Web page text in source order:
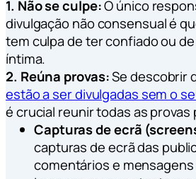
1. Não se culpe:O único
divulgação não consensual é
tem culpa de ter confiado ou
íntima.
2. Reúna provas:Se descobrir
estão a ser divulgadas sem o
é crucial reunir todas as provas
Capturas de ecrã
capturas de ecrã das
comentários e